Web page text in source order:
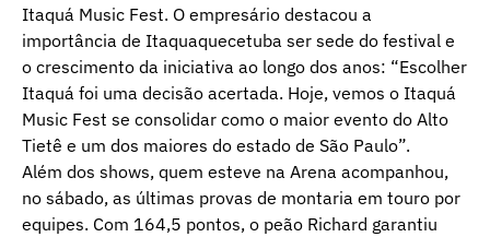
Itaquá Music Fest. O empresário destacou a
importância de Itaquaquecetuba ser sede do festival e
o crescimento da iniciativa ao longo dos anos: “Escolher
Itaquá foi uma decisão acertada. Hoje, vemos o Itaquá
Music Fest se consolidar como o maior evento do Alto
Tietê e um dos maiores do estado de São Paulo”.
Além dos shows, quem esteve na Arena acompanhou,
no sábado, as últimas provas de montaria em touro por
equipes. Com 164,5 pontos, o peão Richard garantiu